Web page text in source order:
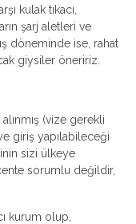
kulak tıkacı,
şarj aletleri ve
döneminde ise, rahat
giysiler öneririz.
(vize gerekli
giriş yapılabileceği
sizi ülkeye
sorumlu değildir,
kurum olup,